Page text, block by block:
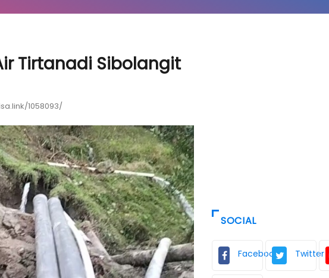
Tirtanadi Sibolangit
1058093/
SOCIAL
Facebook Twitter